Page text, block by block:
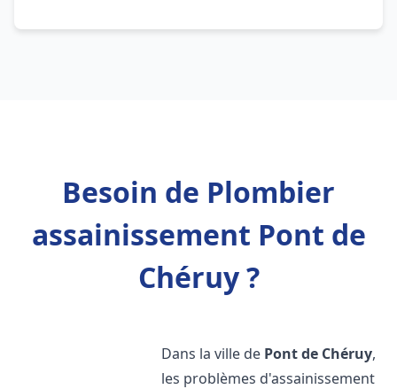
Besoin de Plombier
assainissement Pont de
Chéruy ?
Dans la ville de Pont de Chéruy,
les problèmes d'assainissement